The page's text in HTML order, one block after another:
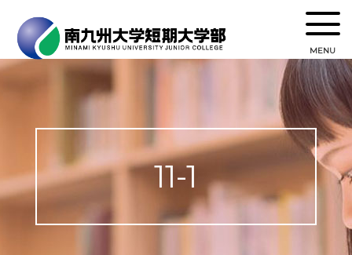
MENU
11-1